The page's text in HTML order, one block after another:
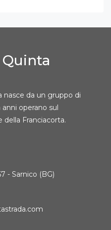
nasce da un gruppo di
operano sul
Franciacorta.
- Sarnico (BG)